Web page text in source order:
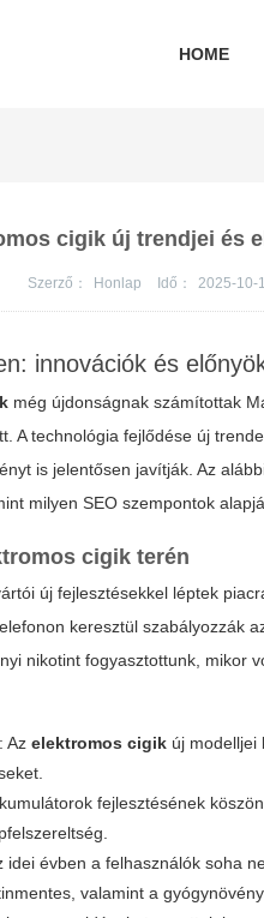
HOME
cigik új trendjei és
Szerző： Honlap Idő： 2025-10-
innovációk és
még újdonságnak számítottak
A technológia fejlődése új
is jelentősen javítják. Az
milyen SEO szempontok
cigik terén
új fejlesztésekkel léptek
keresztül szabályozzák
nikotint fogyasztottunk,
Azelektromos cigik új modelljei
fejlesztésének
évben a felhasználók soha
valamint a